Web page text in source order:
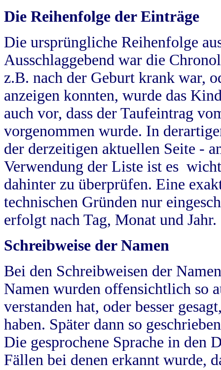
Die Reihenfolge der Einträge
Die ursprüngliche Reihenfolge
Ausschlaggebend war die
z.B. nach der Geburt krank war,
anzeigen konnten, wurde das
auch vor, dass der Taufeintrag
vorgenommen wurde. In
der derzeitigen aktuellen Seite -
Verwendung der Liste ist es
dahinter zu überprüfen. Eine
technischen Gründen nur
erfolgt nach Tag, Monat und Jahr.
Schreibweise der Namen
Bei den Schreibweisen der
Namen wurden offensichtlich so
verstanden hat, oder besser
haben. Später dann so
Die gesprochene Sprache in
Fällen bei denen erkannt wurde,